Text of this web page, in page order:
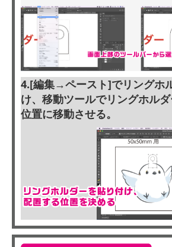
4.[編集→ペースト]でリングホ
け、移動ツールでリングホル
位置に移動させる。